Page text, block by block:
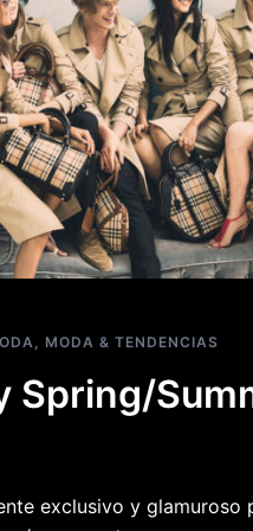
, MODA & TENDENCIAS
Spring/
exclusivo y glamuroso